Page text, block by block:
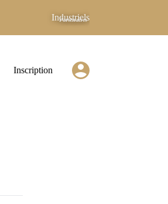
Industriels
Partenaires
Inscription